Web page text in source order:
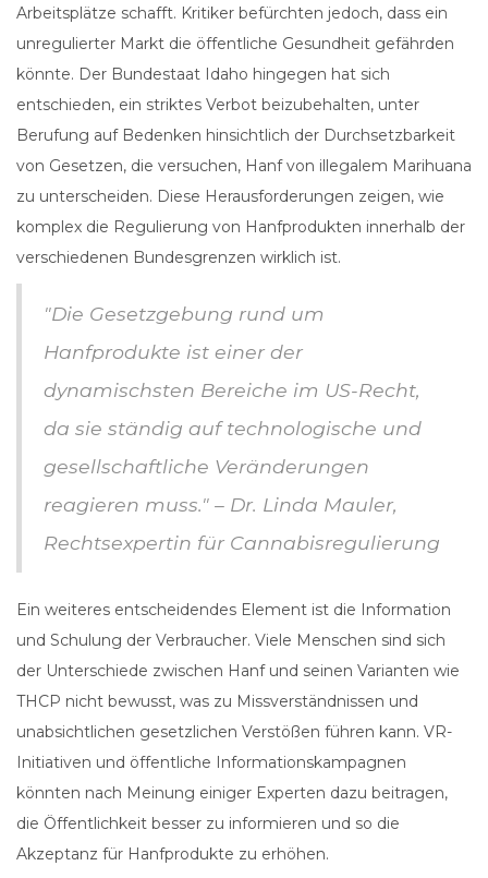
Arbeitsplätze schafft. Kritiker befürchten jedoch, dass ein
unregulierter Markt die öffentliche Gesundheit gefährden
könnte. Der Bundestaat Idaho hingegen hat sich
entschieden, ein striktes Verbot beizubehalten, unter
Berufung auf Bedenken hinsichtlich der Durchsetzbarkeit
von Gesetzen, die versuchen, Hanf von illegalem Marihuana
zu unterscheiden. Diese Herausforderungen zeigen, wie
komplex die Regulierung von Hanfprodukten innerhalb der
verschiedenen Bundesgrenzen wirklich ist.
"Die Gesetzgebung rund um
Hanfprodukte ist einer der
dynamischsten Bereiche im US-Recht,
da sie ständig auf technologische und
gesellschaftliche Veränderungen
reagieren muss." – Dr. Linda Mauler,
Rechtsexpertin für Cannabisregulierung
Ein weiteres entscheidendes Element ist die Information
und Schulung der Verbraucher. Viele Menschen sind sich
der Unterschiede zwischen Hanf und seinen Varianten wie
THCP nicht bewusst, was zu Missverständnissen und
unabsichtlichen gesetzlichen Verstößen führen kann. VR-
Initiativen und öffentliche Informationskampagnen
könnten nach Meinung einiger Experten dazu beitragen,
die Öffentlichkeit besser zu informieren und so die
Akzeptanz für Hanfprodukte zu erhöhen.